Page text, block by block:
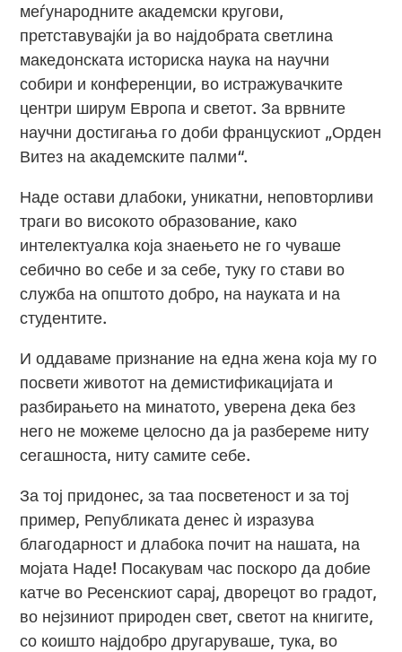
меѓународните академски кругови,
претставувајќи ја во најдобрата светлина
македонската историска наука на научни
собири и конференции, во истражувачките
центри ширум Европа и светот. За врвните
научни достигања го доби францускиот „Орден
Витез на академските палми“.
Наде остави длабоки, уникатни, неповторливи
траги во високото образование, како
интелектуалка која знаењето не го чуваше
себично во себе и за себе, туку го стави во
служба на општото добро, на науката и на
студентите.
И оддаваме признание на една жена која му го
посвети животот на демистификацијата и
разбирањето на минатото, уверена дека без
него не можеме целосно да ја разбереме ниту
сегашноста, ниту самите себе.
За тој придонес, за таа посветеност и за тој
пример, Републиката денес ѝ изразува
благодарност и длабока почит на нашата, на
мојата Наде! Посакувам час поскоро да добие
катче во Ресенскиот сарај, дворецот во градот,
во нејзиниот природен свет, светот на книгите,
со коишто најдобро другаруваше, тука, во